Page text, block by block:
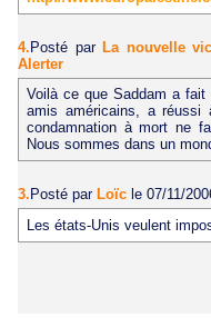
4.Posté par La nouvelle
Alerter
Voilà ce que Saddam a
amis américains, a
condamnation à mort ne
Nous sommes dans un
3. Posté par Loïc le 07/11/
Les états-Unis veulent